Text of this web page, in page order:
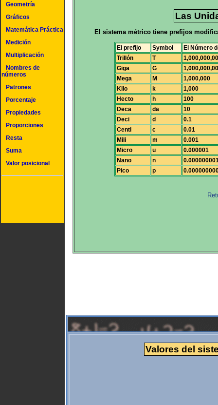
Geometría
Gráficos
Matemática Práctica
Medición
Multiplicación
Nombres de
números
Patrones
Porcentaje
Propiedades
Proporciones
Resta
Suma
Valor posicional
Las
El sistema métrico tiene prefijos
El prefijo Symbol
El Número
Trillón
T
Giga
G
Mega
M
1,000,000
Kilo
k
1,000
Hecto
h
100
Deca
da
10
Deci
d
0.1
Centi
c
0.01
Mili
m
0.001
Micro
u
0.000001
Nano
n
Pico
p
Valores del